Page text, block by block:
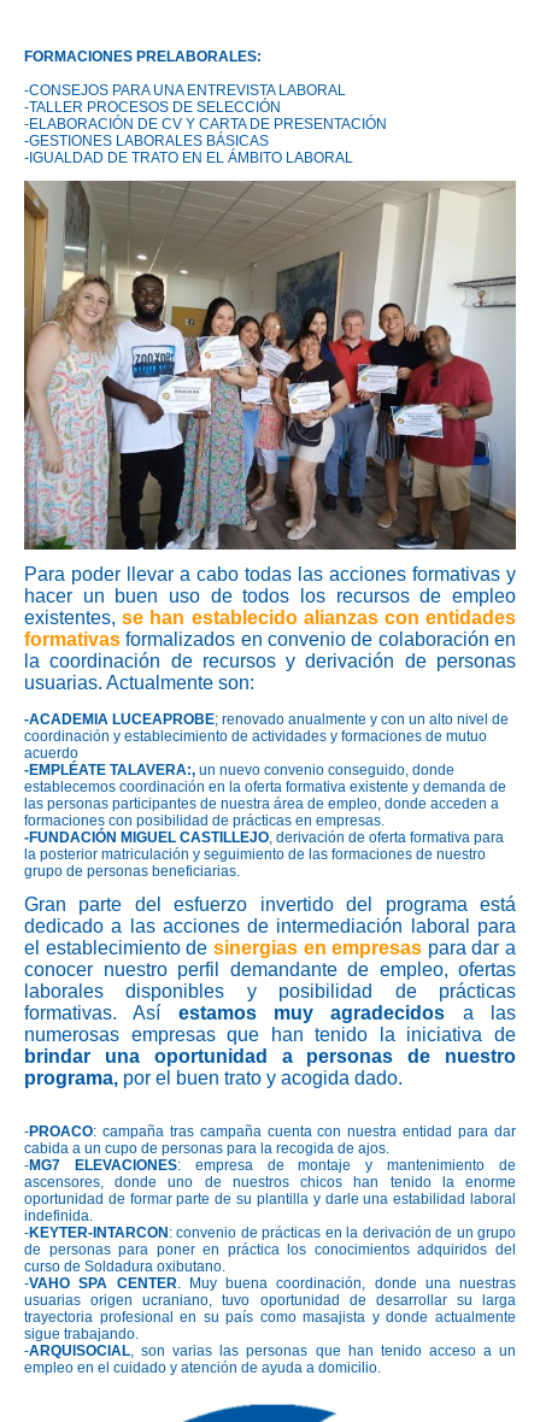
FORMACIONES PRELABORALES:
-CONSEJOS PARA UNA ENTREVISTA LABORAL
-TALLER PROCESOS DE SELECCIÓN
-ELABORACIÓN DE CV Y CARTA DE PRESENTACIÓN
-GESTIONES LABORALES BÁSICAS
-IGUALDAD DE TRATO EN EL ÁMBITO LABORAL
Para poder llevar a cabo todas las acciones formativas y
hacer un buen uso de todos los recursos de empleo
existentes,se han establecido alianzas con entidades
formativas formalizados en convenio de colaboración en
la coordinación de recursos y derivación de personas
usuarias. Actualmente son:
-ACADEMIA LUCEAPROBE; renovado anualmente y con un alto nivel de
coordinación y establecimiento de actividades y formaciones de mutuo
acuerdo
-EMPLÉATE TALAVERA:, un nuevo convenio conseguido, donde
establecemos coordinación en la oferta formativa existente y demanda de
las personas participantes de nuestra área de empleo, donde acceden a
formaciones con posibilidad de prácticas en empresas.
-FUNDACIÓN MIGUEL CASTILLEJO, derivación de oferta formativa para
la posterior matriculación y seguimiento de las formaciones de nuestro
grupo de personas beneficiarias.
Gran parte del esfuerzo invertido del programa está
dedicado a las acciones de intermediación laboral para
el establecimiento de sinergias en empresas para dar a
conocer nuestro perfil demandante de empleo, ofertas
laborales disponibles y posibilidad de prácticas
formativas. Así estamos muy agradecidos a las
numerosas empresas que han tenido la iniciativa de
brindar una oportunidad a personas de nuestro
programa, por el buen trato y acogida dado.
-PROACO: campaña tras campaña cuenta con nuestra entidad para dar
cabida a un cupo de personas para la recogida de ajos.
-MG7 ELEVACIONES: empresa de montaje y mantenimiento de
ascensores, donde uno de nuestros chicos han tenido la enorme
oportunidad de formar parte de su plantilla y darle una estabilidad laboral
indefinida.
-KEYTER-INTARCON : convenio de prácticas en la derivación de un grupo
de personas para poner en práctica los conocimientos adquiridos del
curso de Soldadura oxibutano.
-VAHO SPA CENTER. Muy buena coordinación, donde una nuestras
usuarias origen ucraniano, tuvo oportunidad de desarrollar su larga
trayectoria profesional en su país como masajista y donde actualmente
sigue trabajando.
-ARQUISOCIAL, son varias las personas que han tenido acceso a un
empleo en el cuidado y atención de ayuda a domicilio.